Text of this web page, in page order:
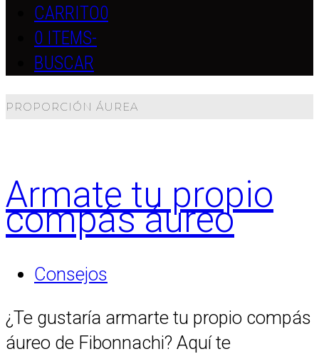
CARRITO0
0 ITEMS-
BUSCAR
PROPORCIÓN ÁUREA
Armate tu propio
compás áureo
Consejos
¿Te gustaría armarte tu propio compás
áureo de Fibonnachi? Aquí te